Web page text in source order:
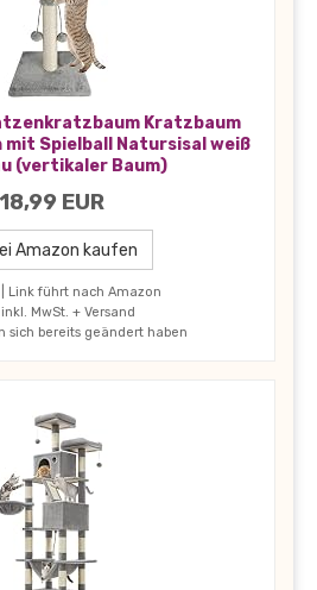
Kratzbaum
Spielball Natursisal weiß
(vertikaler Baum)
18,99 EUR
Amazon kaufen
Link führt nach Amazon
MwSt. + Versand
sich bereits geändert haben